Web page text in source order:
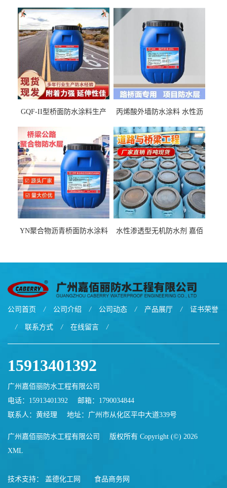
GQF-II型桥面防水涂料生产
丙烯酸外墙防水涂料 水性沥
厂家
YN聚合物沥青桥面防水涂料
水性渗透型无机防水剂 嘉佰
公司首页 / 公司介绍 / 公司动态 / 产品展厅 / 证书荣誉
/ 联系方式 / 在线留言 /
15913401392
广州嘉佰丽防水工程有限公司
电话：15913401392
邮箱： 1790034844
联系人：黄经理
地址：广州市从化区平中大道339号
广州嘉佰丽防水工程有限公司
版权所有 Copyright (©) 2026
XML
技术支持： 盖德化工网 食品商务网